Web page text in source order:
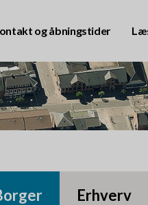
og åbningstider
Erhverv